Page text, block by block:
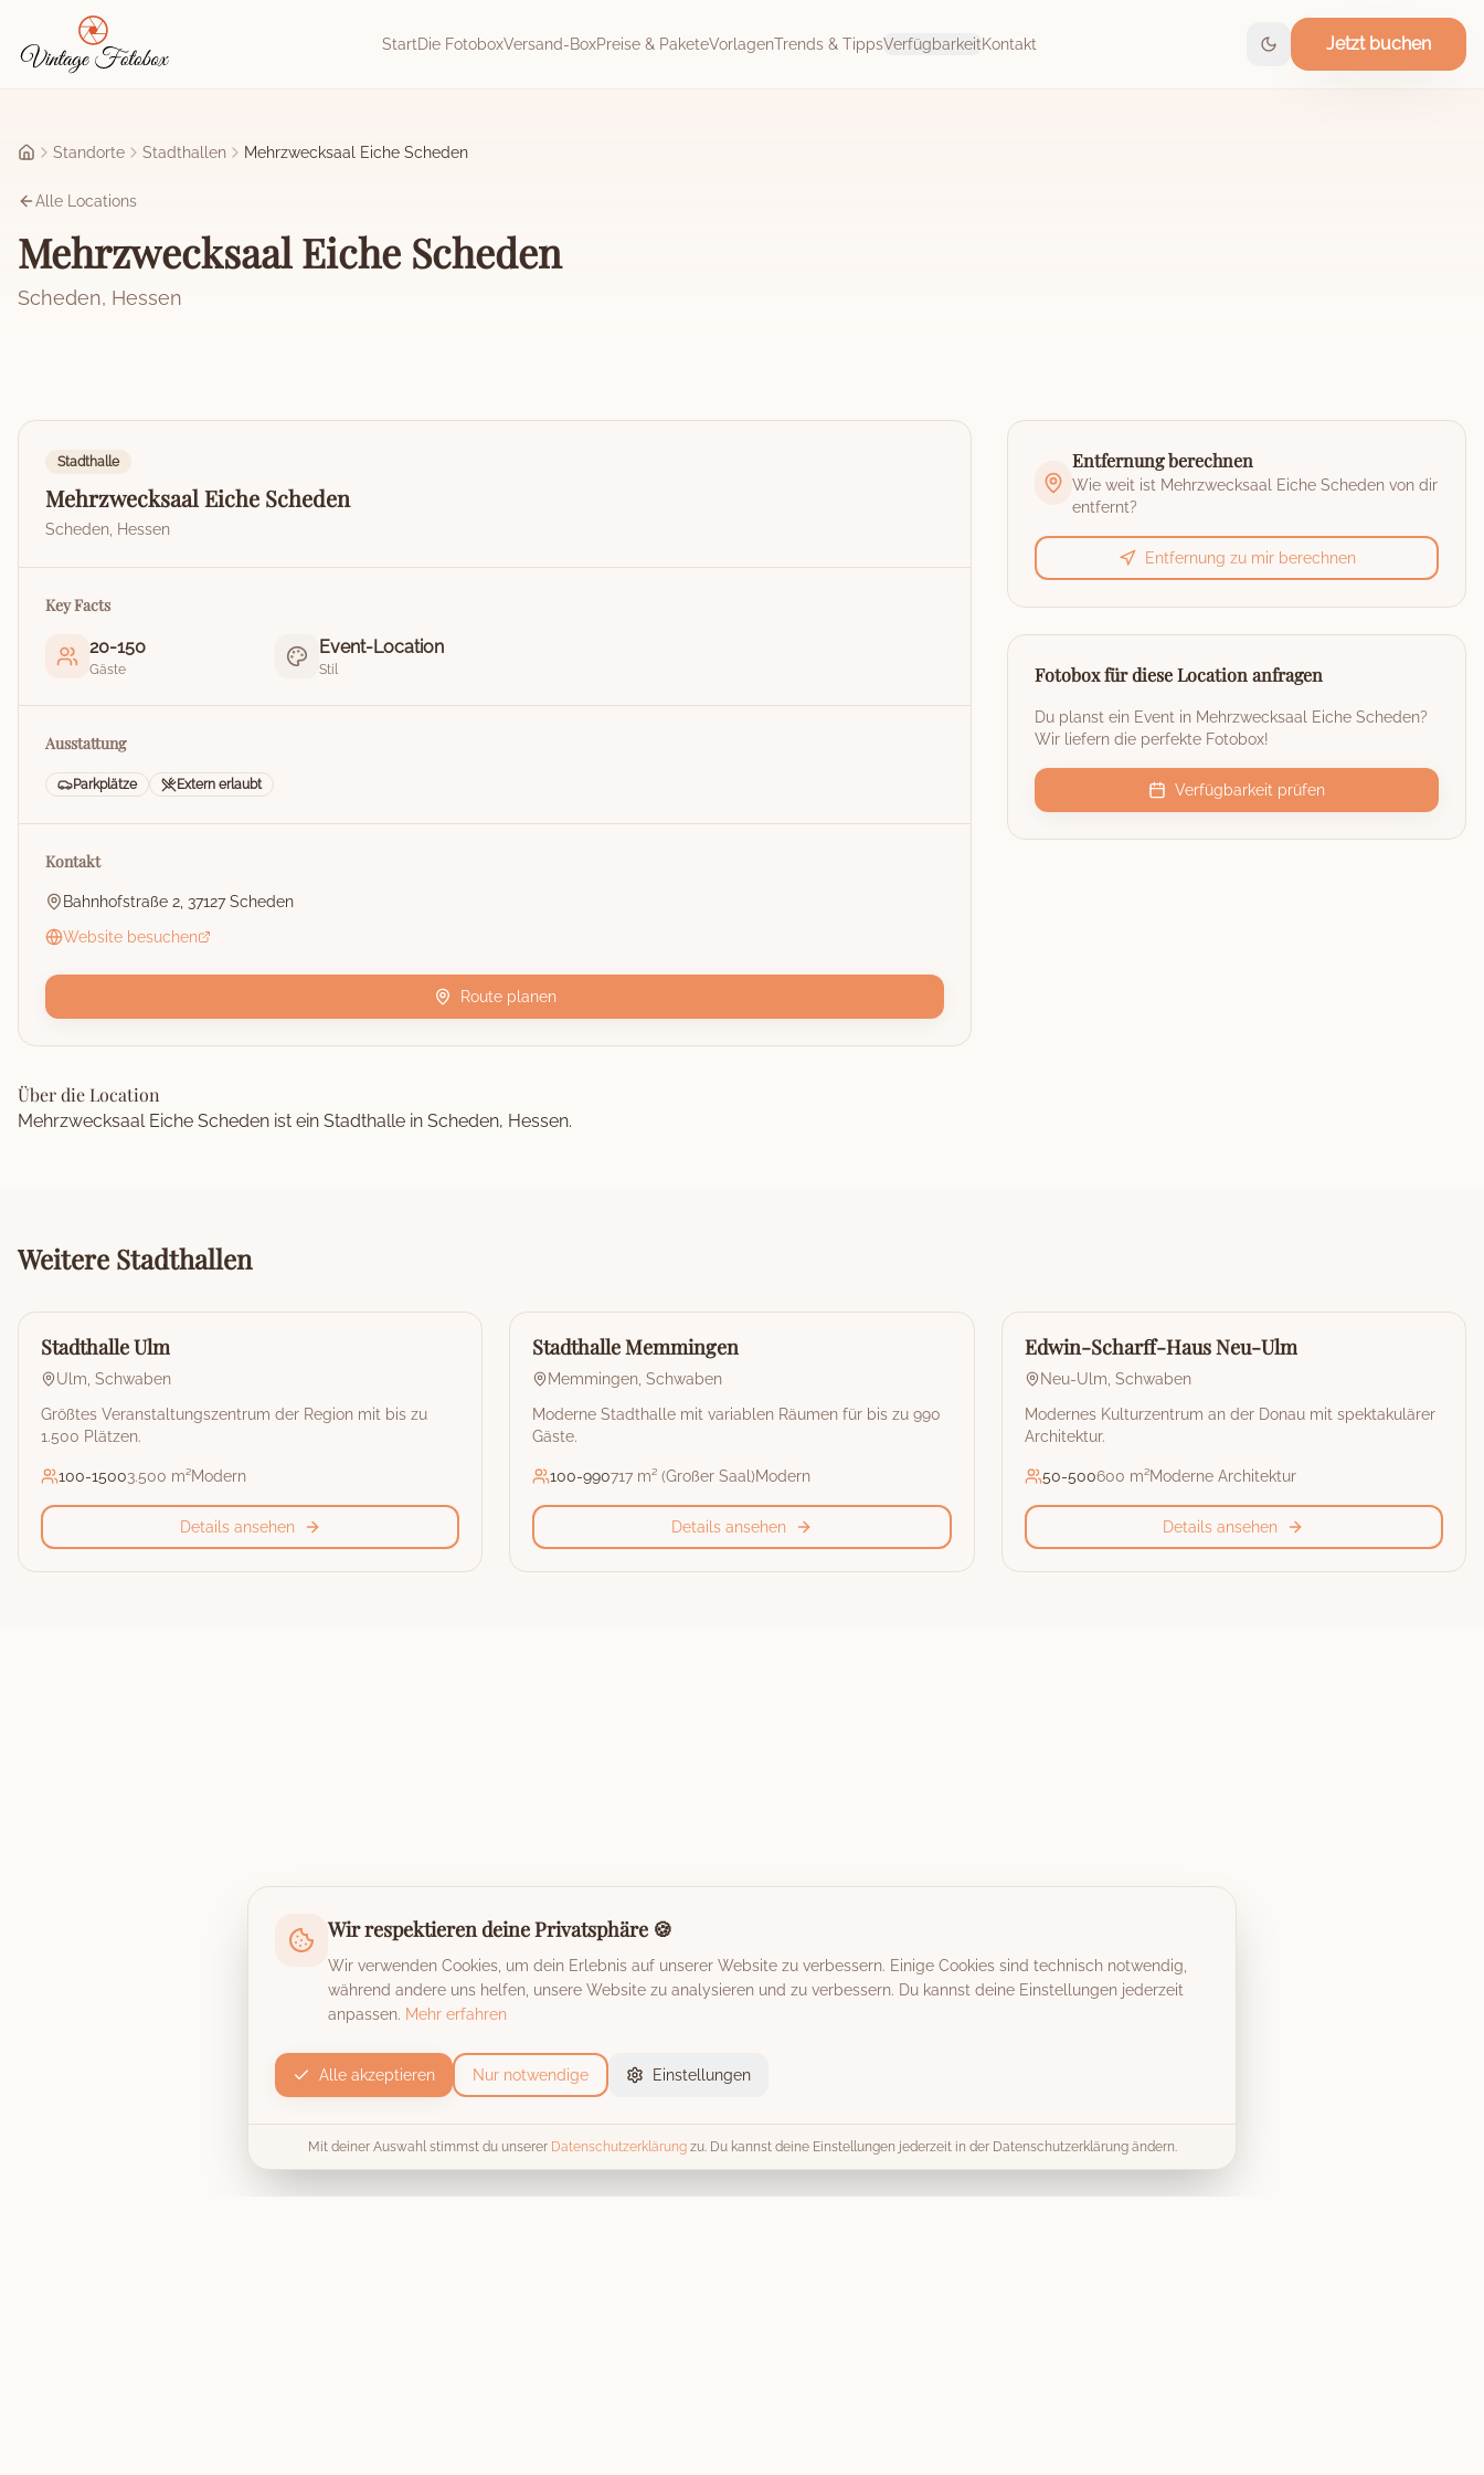
Wir respektieren deine Privatsphäre 🍪
Wir verwenden Cookies, um dein Erlebnis auf unserer Website zu verbessern. Einige Cookies sind technisch notwendig,
während andere uns helfen, unsere Website zu analysieren und zu verbessern. Du kannst deine Einstellungen jederzeit
anpassen. Mehr erfahren
Alle akzeptieren Nur notwendige Einstellungen
Mit deiner Auswahl stimmst du unserer Datenschutzerklärung zu. Du kannst deine Einstellungen jederzeit in der Datenschutzerklärung ändern.
Zum Hauptinhalt springen
StartDie FotoboxVersand-BoxPreise & PaketeVorlagenTrends & TippsVerfügbarkeitKontakt Jetzt buchen
Startseite
Standorte Stadthallen Mehrzwecksaal Eiche Scheden
Alle Locations
Mehrzwecksaal Eiche Scheden
Scheden, Hessen
Stadthalle
Mehrzwecksaal Eiche Scheden
Scheden Hessen
Key Facts
20-150
Gäste
Event-Location
Stil
Ausstattung
Parkplätze Extern erlaubt
Kontakt
Bahnhofstraße 2, 37127 Scheden
Website besuchen
Route planen
Über die Location
Mehrzwecksaal Eiche Scheden ist ein Stadthalle in Scheden, Hessen.
Entfernung berechnen
Wie weit ist Mehrzwecksaal Eiche Schedenvon dir
entfernt?
Entfernung zu mir berechnen
Fotobox für diese Location anfragen
Du planst ein Event in Mehrzwecksaal Eiche Scheden?
Wir liefern die perfekte Fotobox!
Verfügbarkeit prüfen
Weitere Stadthallen
🏰
Stadthalle
Stadthalle Ulm
Ulm Schwaben
Größtes Veranstaltungszentrum der Region mit bis zu
1.500 Plätzen.
100-15003.500 m²Modern
Details ansehen
🏰
Stadthalle
Stadthalle Memmingen
Memmingen ,Schwaben
Moderne Stadthalle mit variablen Räumen für bis zu 990
Gäste.
100-990717 m² (Großer Saal)Modern
Details ansehen
🏰
Stadthalle
Edwin-Scharff-Haus Neu-Ulm
Neu-Ulm Schwaben
Modernes Kulturzentrum an der Donau mit spektakulärer
Architektur.
50-500600 m²Moderne Architektur
Details ansehen